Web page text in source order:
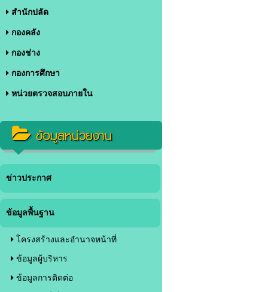
สำนักปลัด
กองคลัง
กองช่าง
กองการศึกษา
หน่วยตรวจสอบภายใน
ข้อมูลหน่วยงาน
ข่าวประกาศ
ข้อมูลพื้นฐาน
โครงสร้างและอำนาจหน้าที่
ข้อมูลผู้บริหาร
ข้อมูลการติดต่อ